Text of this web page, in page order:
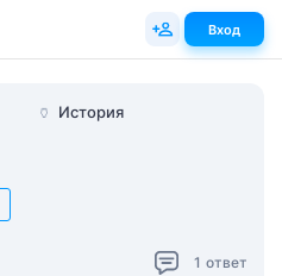
🏺 История
1 ответ
Вход